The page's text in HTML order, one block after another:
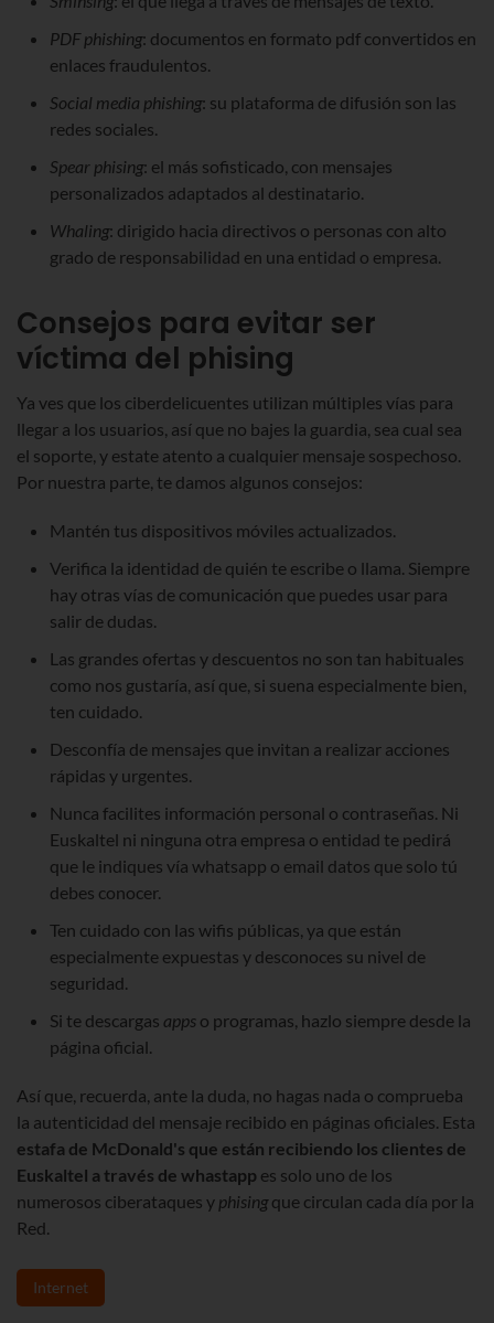
PDF phishing: documentos en formato pdf convertidos en
enlaces fraudulentos.
Social media phishing: su plataforma de difusión son las
redes sociales.
Spear phising: el más sofisticado, con mensajes
personalizados adaptados al destinatario.
Whaling: dirigido hacia directivos o personas con alto
grado de responsabilidad en una entidad o empresa.
Consejos para evitar ser
víctima del phising
Ya ves que los ciberdelicuentes utilizan múltiples vías para
llegar a los usuarios, así que no bajes la guardia, sea cual sea
el soporte, y estate atento a cualquier mensaje sospechoso.
Por nuestra parte, te damos algunos consejos:
Mantén tus dispositivos móviles actualizados.
Verifica la identidad de quién te escribe o llama. Siempre
hay otras vías de comunicación que puedes usar para
salir de dudas.
Las grandes ofertas y descuentos no son tan habituales
como nos gustaría, así que, si suena especialmente bien,
ten cuidado.
Desconfía de mensajes que invitan a realizar acciones
rápidas y urgentes.
Nunca facilites información personal o contraseñas. Ni
Euskaltel ni ninguna otra empresa o entidad te pedirá
que le indiques vía whatsapp o email datos que solo tú
debes conocer.
Ten cuidado con las wifis públicas, ya que están
especialmente expuestas y desconoces su nivel de
seguridad.
Si te descargas apps o programas, hazlo siempre desde la
página oficial.
Así que, recuerda, ante la duda, no hagas nada o comprueba
la autenticidad del mensaje recibido en páginas oficiales. Esta
estafa de McDonald's que están recibiendo los clientes de
Euskaltel a través de whastapp es solo uno de los
numerosos ciberataques y phisingque circulan cada día por la
Red.
Internet